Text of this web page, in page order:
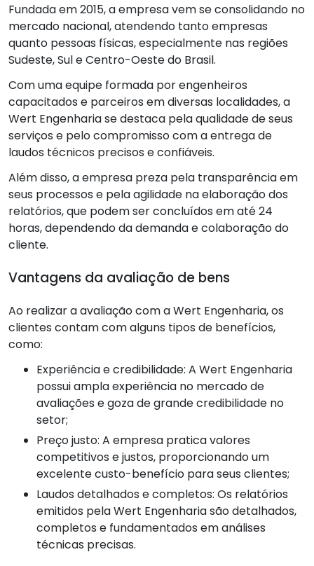
Fundada em 2015, a empresa vem se consolidando no
mercado nacional, atendendo tanto empresas
quanto pessoas físicas, especialmente nas regiões
Sudeste, Sul e Centro-Oeste do Brasil.
Com uma equipe formada por engenheiros
capacitados e parceiros em diversas localidades, a
Wert Engenharia se destaca pela qualidade de seus
serviços e pelo compromisso com a entrega de
laudos técnicos precisos e confiáveis.
Além disso, a empresa preza pela transparência em
seus processos e pela agilidade na elaboração dos
relatórios, que podem ser concluídos em até 24
horas, dependendo da demanda e colaboração do
cliente.
Vantagens da avaliação de bens
Ao realizar a avaliação com a Wert Engenharia, os
clientes contam com alguns tipos de benefícios,
como:
Experiência e credibilidade: A Wert Engenharia
possui ampla experiência no mercado de
avaliações e goza de grande credibilidade no
setor;
Preço justo: A empresa pratica valores
competitivos e justos, proporcionando um
excelente custo-benefício para seus clientes;
Laudos detalhados e completos: Os relatórios
emitidos pela Wert Engenharia são detalhados,
completos e fundamentados em análises
técnicas precisas.